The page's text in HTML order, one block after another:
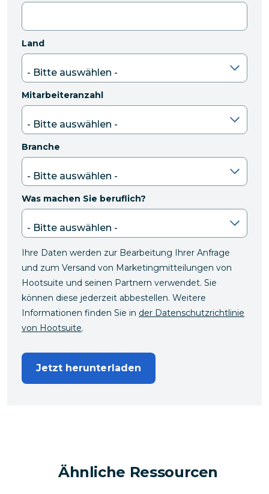
Land
Mitarbeiteranzahl
Branche
Was machen Sie beruflich?
Ihre Daten werden zur Bearbeitung Ihrer Anfrage
und zum Versand von Marketingmitteilungen von
Hootsuite und seinen Partnern verwendet. Sie
können diese jederzeit abbestellen. Weitere
Informationen finden Sie in der Datenschutzrichtlinie
von Hootsuite.
Jetzt herunterladen
Ähnliche Ressourcen